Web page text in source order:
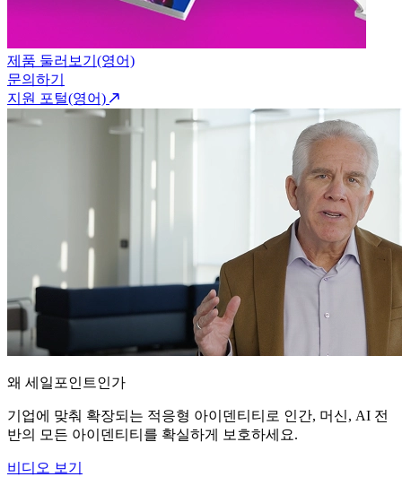
제품 둘러보기(영어)
문의하기
지원 포털(영어)
왜 세일포인트인가
기업에 맞춰 확장되는 적응형 아이덴티티로 인간, 머신, AI 전
반의 모든 아이덴티티를 확실하게 보호하세요.
비디오 보기